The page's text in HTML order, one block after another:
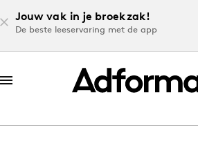
Jouw vak in je broekzak!
De beste leeservaring met de app